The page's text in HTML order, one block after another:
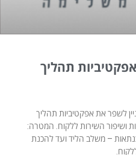
תהליך
לשפר את אפקטיביות תהליך
ושיפור השירות ללקוח. המטרה:
– משלב הליד ועד להכנת